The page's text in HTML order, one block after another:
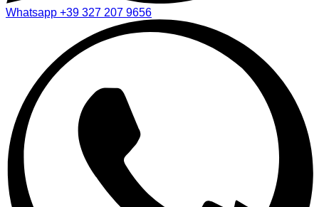
Whatsapp +39 327 207 9656